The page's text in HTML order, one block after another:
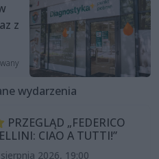
z
wydarzenia
PRZEGLĄD „FEDERICO
CIAO A TUTTI!”
2026, 19:00